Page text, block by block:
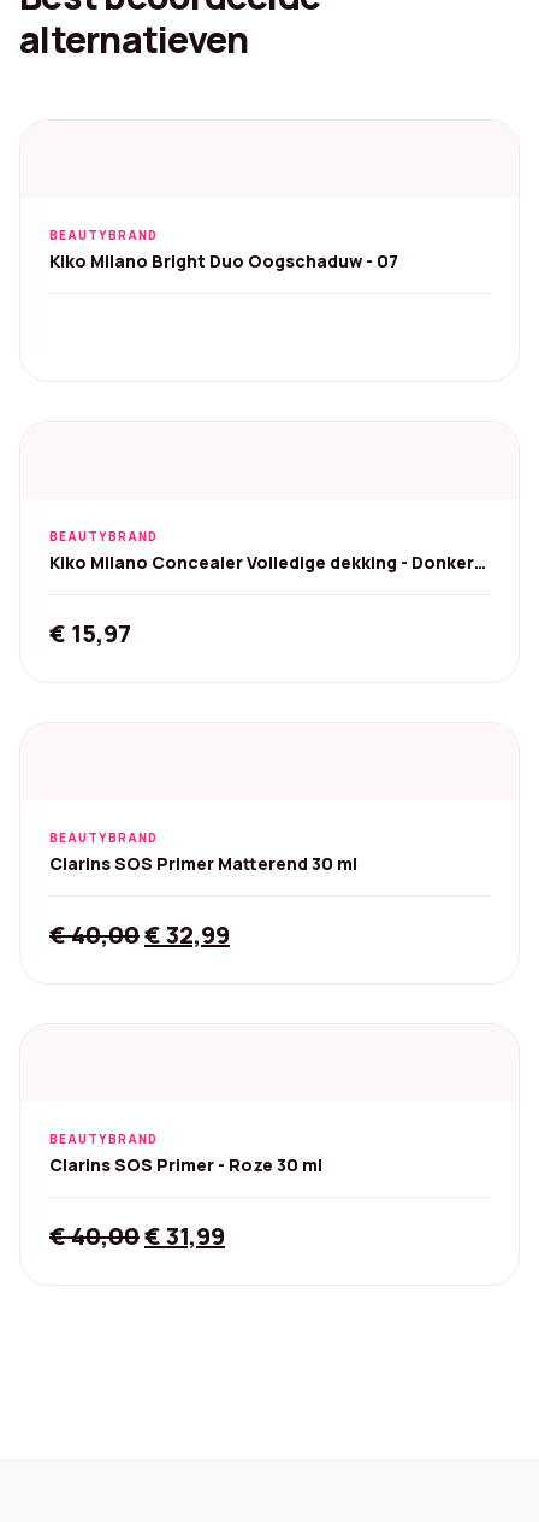
alternatieven
BEAUTYBRAND
Kiko Milano Bright Duo Oogschaduw - 07
BEAUTYBRAND
Kiko Milano Concealer Volledige dekking - Donkere
€ 15,97
BEAUTYBRAND
Clarins SOS Primer Matterend 30 ml
€40,00Original
€32,99
BEAUTYBRAND
Clarins SOS Primer - Roze 30 ml
€40,00Original
€31,99